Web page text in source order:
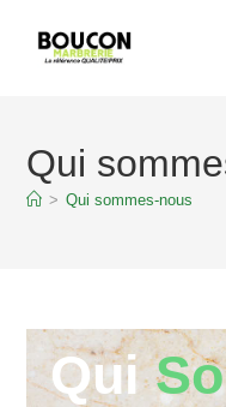
Qui
> Qui sommes-nous
Qui